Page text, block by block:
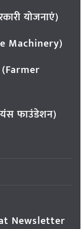
योजनाएं)
Machinery)
(Farmer
फाउंडेशन)
Newsletter